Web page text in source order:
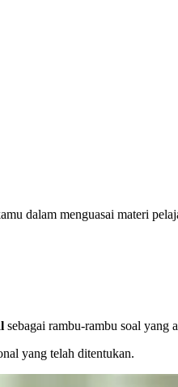
dalam menguasai materi
sebagai rambu-rambu soal yang
yang telah ditentukan.